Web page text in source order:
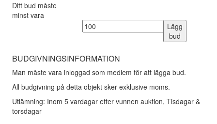
Ditt bud måste
minst vara
Lägg
bud
BUDGIVNINGSINFORMATION
Man måste vara inloggad som medlem för att lägga bud.
All budgivning på detta objekt sker exklusive moms.
Utlämning: Inom 5 vardagar efter vunnen auktion, Tisdagar &
torsdagar